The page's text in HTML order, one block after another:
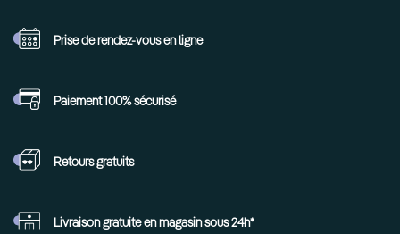
Prise de rendez-vous en ligne
Paiement 100%sécurisé
Retoursgratuits
Livraison gratuite en magasin sous 24h*